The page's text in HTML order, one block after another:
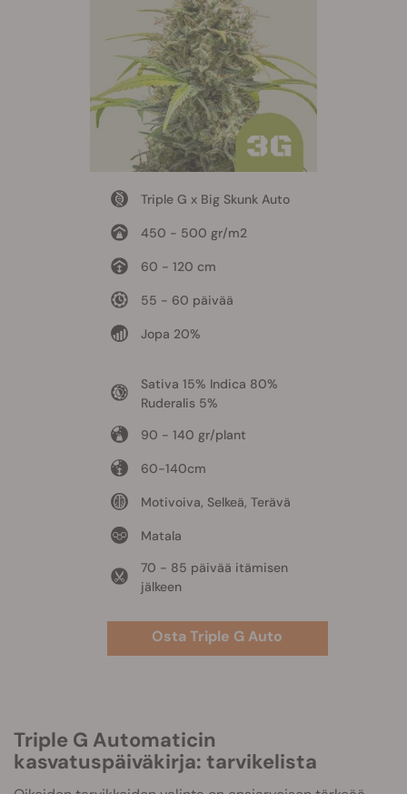
Triple G x Big Skunk Auto
450 - 500 gr/m2
60 - 120 cm
55 - 60 päivää
Jopa 20%
Sativa 15% Indica 80%
Ruderalis 5%
90 - 140 gr/plant
60-140cm
Motivoiva, Selkeä, Terävä
Matala
70 - 85 päivää itämisen
jälkeen
Osta Triple G Auto
Triple G Automaticin
kasvatuspäiväkirja: tarvikelista